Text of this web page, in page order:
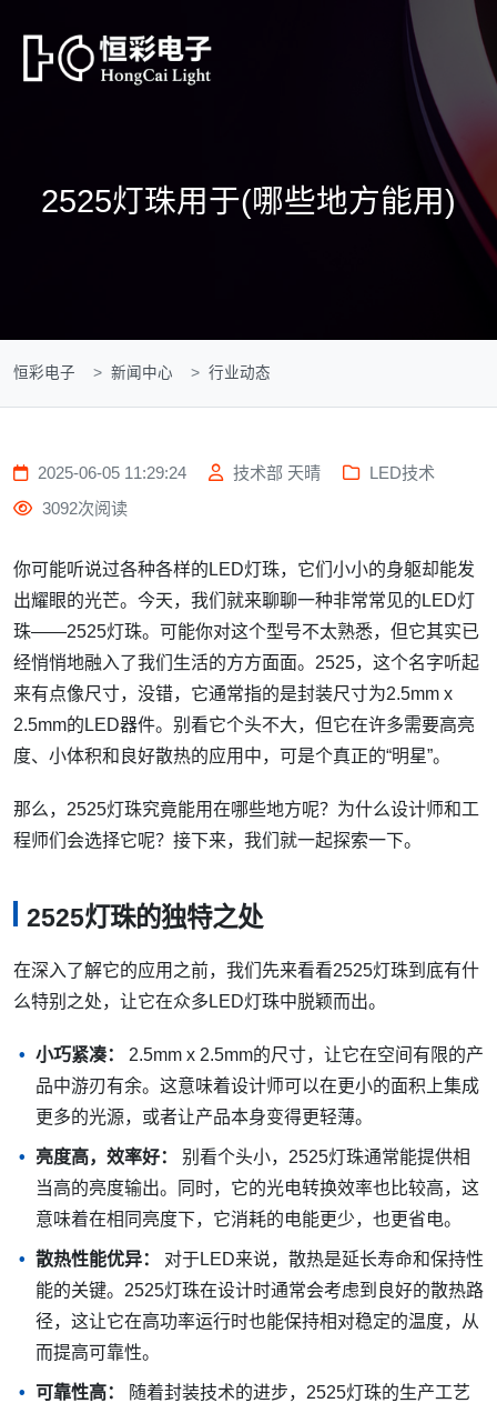
2525灯珠用于(哪些地方能用)
恒彩电子 新闻中心 行业动态
2025-06-05 11:29:24 技术部 天晴
LED技术
3092次阅读
你可能听说过各种各样的LED灯珠，它们小小的身躯却能发
出耀眼的光芒。今天，我们就来聊聊一种非常常见的LED灯
珠——2525灯珠。可能你对这个型号不太熟悉，但它其实已
经悄悄地融入了我们生活的方方面面。2525，这个名字听起
来有点像尺寸，没错，它通常指的是封装尺寸为2.5mm x
2.5mm的LED器件。别看它个头不大，但它在许多需要高亮
度、小体积和良好散热的应用中，可是个真正的“明星”。
那么，2525灯珠究竟能用在哪些地方呢？为什么设计师和工
程师们会选择它呢？接下来，我们就一起探索一下。
2525灯珠的独特之处
在深入了解它的应用之前，我们先来看看2525灯珠到底有什
么特别之处，让它在众多LED灯珠中脱颖而出。
小巧紧凑：
2.5mm x 2.5mm的尺寸，让它在空间有限的产
品中游刃有余。这意味着设计师可以在更小的面积上集成
更多的光源，或者让产品本身变得更轻薄。
亮度高，效率好：
别看个头小，2525灯珠通常能提供相
当高的亮度输出。同时，它的光电转换效率也比较高，这
意味着在相同亮度下，它消耗的电能更少，也更省电。
散热性能优异：
对于LED来说，散热是延长寿命和保持性
能的关键。2525灯珠在设计时通常会考虑到良好的散热路
径，这让它在高功率运行时也能保持相对稳定的温度，从
而提高可靠性。
可靠性高：
随着封装技术的进步，2525灯珠的生产工艺